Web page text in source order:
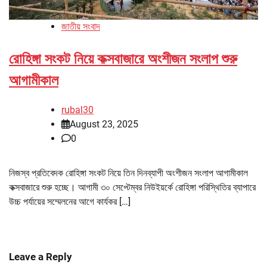
জাতীয় সংবাদ
রোহিঙ্গা সংকট নিয়ে কক্সবাজারে অংশীজন সংলাপ শুরু
আগামীকাল
rubal30
August 23, 2025
0
নিজস্ব প্রতিবেদক রোহিঙ্গা সংকট নিয়ে তিন দিনব্যাপী অংশীজন সংলাপ আগামীকাল
কক্সবাজারে শুরু হচ্ছে। আগামী ৩০ সেপ্টেম্বর নিউইয়র্কে রোহিঙ্গা পরিস্থিতির ব্যাপারে
উচ্চ পর্যায়ের সম্মেলনের আগে কার্যকর […]
Leave a Reply